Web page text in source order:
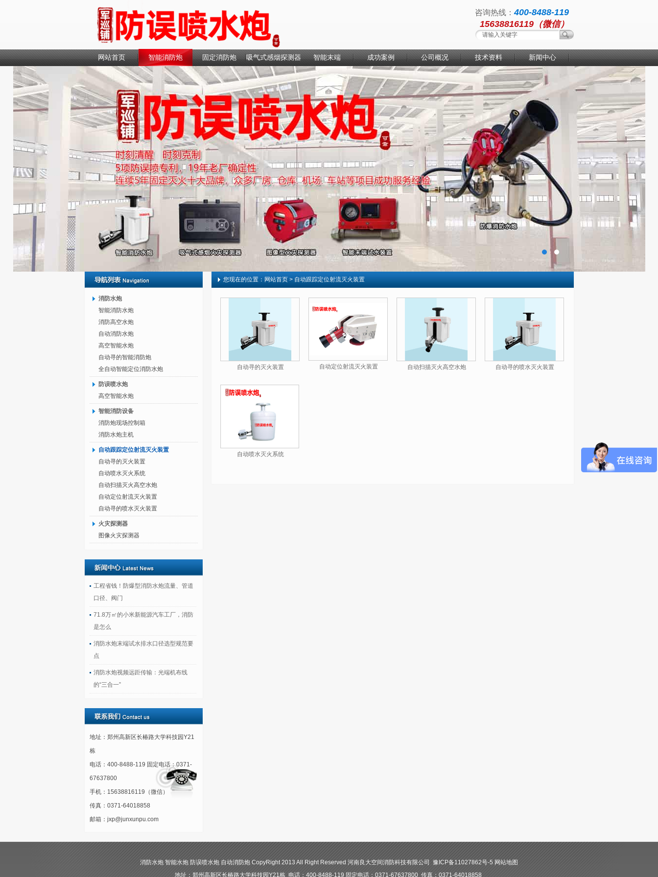
咨询热线：400-8488-119
15638816119（微信）
网站首页 智能消防炮 固定消防炮 吸气式感烟探测器 智能末端 成功案例 公司概况 技术资料 新闻中心
联系我们
消防水炮
智能消防水炮
消防高空水炮
自动消防水炮
高空智能水炮
自动寻的智能消防炮
全自动智能定位消防水炮
防误喷水炮
高空智能水炮
智能消防设备
消防炮现场控制箱
消防水炮主机
自动跟踪定位射流灭火装置
自动寻的灭火装置
自动喷水灭火系统
自动扫描灭火高空水炮
自动定位射流灭火装置
自动寻的喷水灭火装置
火灾探测器
图像火灾探测器
工程省钱！防爆型消防水炮流量、管道
口径、阀门
71.8万㎡的小米新能源汽车工厂，消防
是怎么
消防水炮末端试水排水口径选型规范要
点
消防水炮视频远距传输：光端机布线
的“三合一”
地址：郑州高新区长椿路大学科技园Y21
栋
电话：400-8488-119 固定电话：0371-
67637800
手机：15638816119（微信）
传真：0371-64018858
邮箱：jxp@junxunpu.com
您现在的位置： 网站首页> 自动跟踪定位射流灭火装置
自动寻的灭火装置 自动定位射流灭火装置 自动扫描灭火高空水炮 自动寻的喷水灭火装置
自动喷水灭火系统
消防水炮 智能水炮 防误喷水炮 自动消防炮 CopyRight 2013 All Right Reserved 河南良大空间消防科技有限公司 豫ICP备11027862号-5网站地图
地址：郑州高新区长椿路大学科技园Y21栋 电话：400-8488-119 固定电话：0371-67637800 传真：0371-64018858